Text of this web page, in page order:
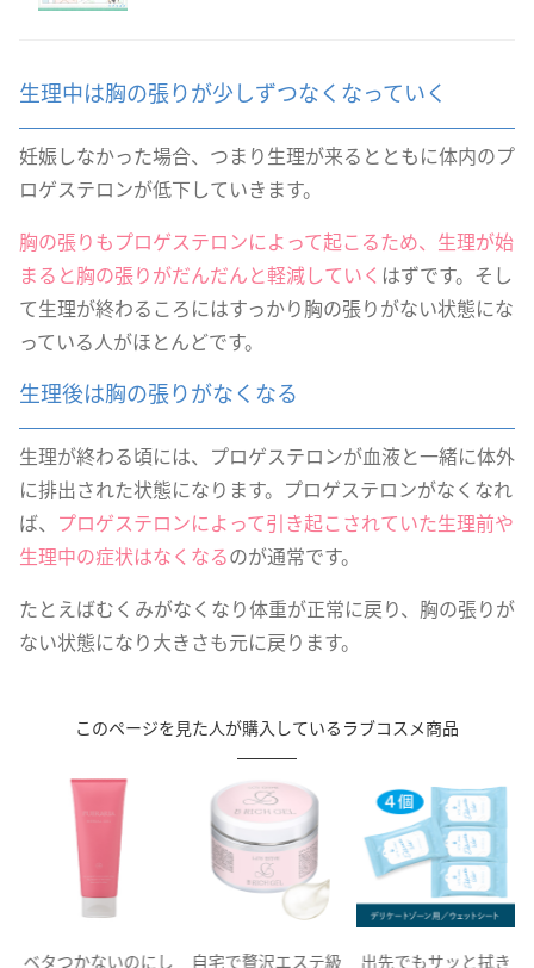
生理中は胸の張りが少しずつなくなっていく
妊娠しなかった場合、つまり生理が来るとともに体内のプ
ロゲステロンが低下していきます。
胸の張りもプロゲステロンによって起こるため、生理が始
まると胸の張りがだんだんと軽減していく はずです。そし
て生理が終わるころにはすっかり胸の張りがない状態にな
っている人がほとんどです。
生理後は胸の張りがなくなる
生理が終わる頃には、プロゲステロンが血液と一緒に体外
に排出された状態になります。プロゲステロンがなくなれ
ば、 プロゲステロンによって引き起こされていた生理前や
生理中の症状はなくなるのが通常です。
たとえばむくみがなくなり体重が正常に戻り、胸の張りが
ない状態になり大きさも元に戻ります。
このページを見た人が購入しているラブコスメ商品
ベタつかないのにし
自宅で贅沢エステ級
出先でもサッと拭き